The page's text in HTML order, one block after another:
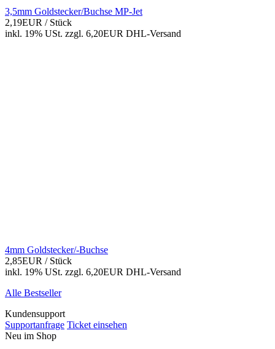
3,5mm Goldstecker/Buchse MP-Jet
2,19EUR / Stück
inkl. 19% USt. zzgl. 6,20EUR DHL-Versand
4mm Goldstecker/-Buchse
2,85EUR / Stück
inkl. 19% USt. zzgl. 6,20EUR DHL-Versand
Alle Bestseller
Kundensupport
Supportanfrage Ticket einsehen
Neu im Shop